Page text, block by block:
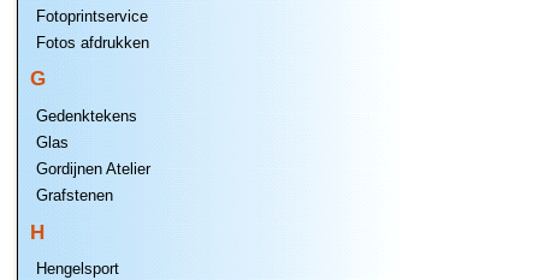
Fotoprintservice
Fotos afdrukken
G
Gedenktekens
Glas
Gordijnen Atelier
Grafstenen
H
Hengelsport